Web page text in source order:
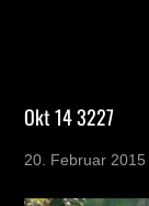
Okt 14 3227
20. Februar 2015